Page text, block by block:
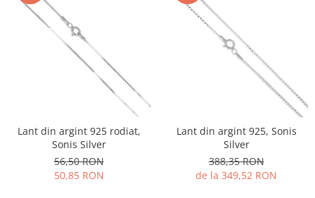
Lant din argint 925 rodiat,
Sonis Silver
56,50 RON
50,85 RON
Lant din argint 925, Sonis
Silver
388,35 RON
de la 349,52 RON